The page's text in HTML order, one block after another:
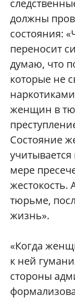
должны
состояния:
переносит
думаю, что
которые не
женщин в
Состояние
мере
жестокость.
тюрьме,
жизнь».
«Когда
к ней
стороны